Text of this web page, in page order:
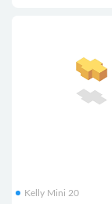
Kelly Mini 20